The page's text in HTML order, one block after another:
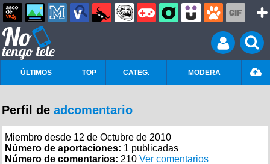
ÚLTIMOS TOP CATEG. MODERA
Perfil de adcomentario
Miembro desde 12 de Octubre de 2010
Número de aportaciones: 1 publicadas
Número de comentarios: 210 Ver comentarios